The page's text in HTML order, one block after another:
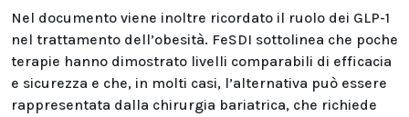
Nel documento viene inoltre ricordato il ruolo dei GLP-1
nel trattamento dell’obesità. FeSDI sottolinea che poche
terapie hanno dimostrato livelli comparabili di efficacia
e sicurezza e che, in molti casi, l’alternativa può essere
rappresentata dalla chirurgia bariatrica, che richiede